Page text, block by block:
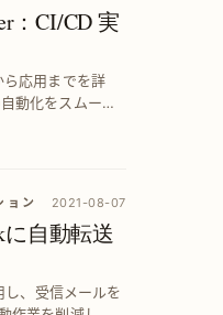
：CI/CD 実
応用までを詳
動化をスムーズ
ョン 2021-08-07
に自動転送
、受信メールを